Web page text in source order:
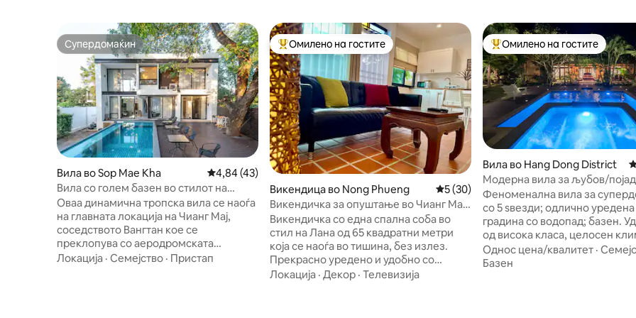
Супердомаќин
Супердомаќин
Вила во Sop Mae Kha Просечна оцена: 4,84 од 5, 43 рецензии
4,84 (43)
Вила со голем базен во стилот на
Анантара/Нет црвен поглед/во
близина на центарот на градот/
кинески батлер/Приватен поглед на
езеро/Резервирано тридневно
земање.
Оваа динамична тропска вила се наоѓа
на главната локација на Чианг Мај,
соседството Вангтан кое се
преклопува со аеродромската
деловна област и е совршена за
Локација · Семејство · Пристап
Меѓу најуспешните „Омилени на гостите“
Омилено на гостите
Викендица во Nong Phueng Просечна оцена: 5 од 5, 30 рецензии
5 (30)
Викендичка за опуштање во Чианг Мај
Баан Дара
Викендичка со една спална соба во
стил на Лана од 65 квадратни метри
која се наоѓа во тишина, без излез.
Прекрасно уредено и удобно со
приватен пристап и паркинг со скутер
Локација · Декор · Телевизија
Меѓу најуспешните „Омилени
Омилено на гостите
Вила во Hang Dong District
Модерна вила за љубов/
/водопад/5 ѕвезди
Феноменална вила за
со 5 ѕвезди; одлично
градина со водопад; базен. Удобности
од висока класа, целосен
сите луксузни. Идеално за романтични
одмори, семејни одмори, мали
Однос цена/квалитет ·
Базен